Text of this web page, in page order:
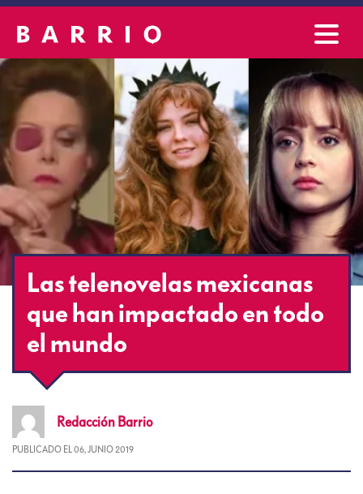
Las telenovelas mexicanas
que han impactado en todo
el mundo
Redacción Barrio
PUBLICADO EL 06, JUNIO 2019